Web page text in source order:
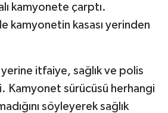
kamyonete çarptı.
kamyonetin kasası yerinden
itfaiye, sağlık ve polis
Kamyonet sürücüsü herhangi
söyleyerek sağlık